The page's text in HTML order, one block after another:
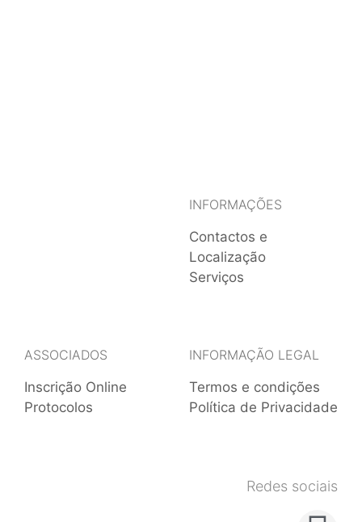
INFORMAÇÕES
Contactos e
Localização
Serviços
ASSOCIADOS
Inscrição Online
Protocolos
INFORMAÇÃO LEGAL
Termos e condições
Política de Privacidade
Redes sociais